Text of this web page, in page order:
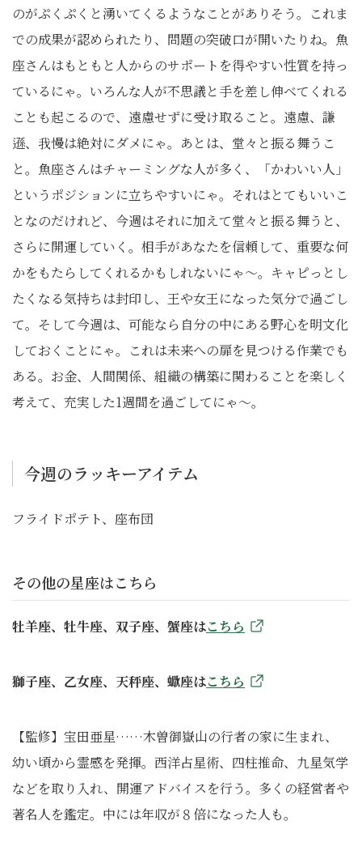
のがぷくぷくと湧いてくるようなことがありそう。これま
での成果が認められたり、問題の突破口が開いたりね。魚
座さんはもともと人からのサポートを得やすい性質を持っ
ているにゃ。いろんな人が不思議と手を差し伸べてくれる
ことも起こるので、遠慮せずに受け取ること。遠慮、謙
遜、我慢は絶対にダメにゃ。あとは、堂々と振る舞うこ
と。魚座さんはチャーミングな人が多く、「かわいい人」
というポジションに立ちやすいにゃ。それはとてもいいこ
となのだけれど、今週はそれに加えて堂々と振る舞うと、
さらに開運していく。相手があなたを信頼して、重要な何
かをもたらしてくれるかもしれないにゃ〜。キャピっとし
たくなる気持ちは封印し、王や女王になった気分で過ごし
て。そして今週は、可能なら自分の中にある野心を明文化
しておくことにゃ。これは未来への扉を見つける作業でも
ある。お金、人間関係、組織の構築に関わることを楽しく
考えて、充実した1週間を過ごしてにゃ〜。
今週のラッキーアイテム
フライドポテト、座布団
その他の星座はこちら
牡羊座、牡牛座、双子座、蟹座はこちら
獅子座、乙女座、天秤座、蠍座はこちら
【監修】宝田亜星……木曽御嶽山の行者の家に生まれ、
幼い頃から霊感を発揮。西洋占星術、四柱推命、九星気学
などを取り入れ、開運アドバイスを行う。多くの経営者や
著名人を鑑定。中には年収が８倍になった人も。